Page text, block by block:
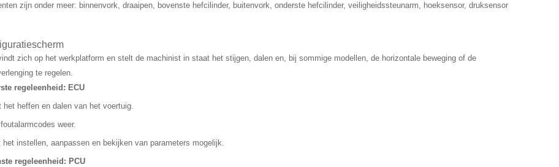
zijn onder meer: binnenvork, draaipen, bovenste hefcilinder, buitenvork, onderste hefcilinder, veiligheidssteunarm, hoeksensor, druksensor
zich op het werkplatform en stelt de machinist in staat het stijgen, dalen en, bij sommige modellen, de horizontale beweging of de
te regelen.
regeleenheid: ECU
het heffen en dalen van het voertuig.
weer.
het instellen, aanpassen en bekijken van parameters mogelijk.
regeleenheid: PCU